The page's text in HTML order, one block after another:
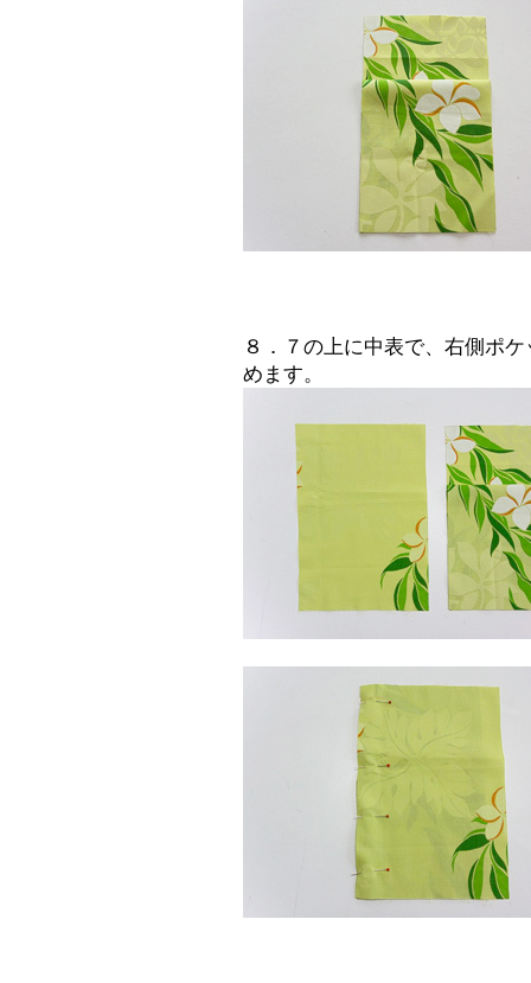
８．７の上に中表で、右側ポ
めます。